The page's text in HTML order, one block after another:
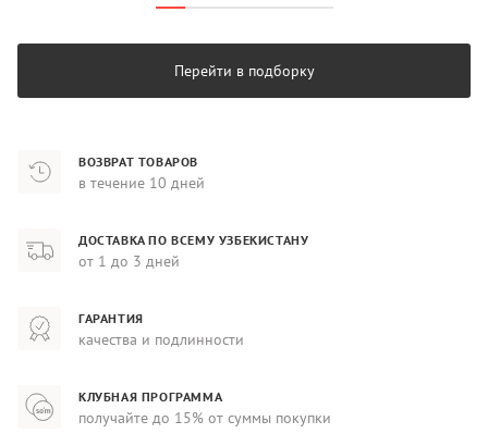
Перейти в подборку
ВОЗВРАТ ТОВАРОВ
в течение 10 дней
ДОСТАВКА ПО ВСЕМУ УЗБЕКИСТАНУ
от 1 до 3 дней
ГАРАНТИЯ
качества и подлинности
КЛУБНАЯ ПРОГРАММА
получайте до 15% от суммы покупки